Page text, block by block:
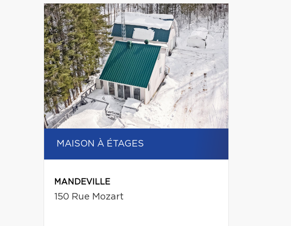
MAISON À ÉTAGES
MANDEVILLE
150 Rue Mozart